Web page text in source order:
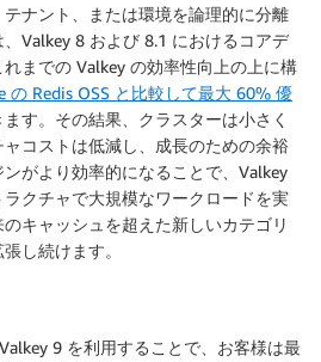
ナント、または環境を論理的に分離
Valkey 8 および 8.1 におけるコアデ
までの Valkey の効率性向上の上に構
の Redis OSS と比較して最大 60% 優
す。その結果、クラスターは小さく
コストは低減し、成長のための余裕
がより効率的になることで、Valkey
クチャで大規模なワークロードを実
キャッシュを超えた新しいカテゴリ
し続けます。
9 を利用することで、お客様は最